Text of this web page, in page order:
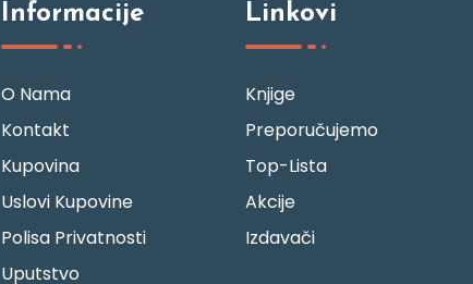
Informacije
O Nama
Kontakt
Kupovina
Uslovi Kupovine
Polisa Privatnosti
Uputstvo
Linkovi
Knjige
Preporučujemo
Top-Lista
Akcije
Izdavači